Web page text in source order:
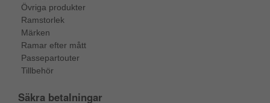
Övriga produkter
Ramstorlek
Märken
Ramar efter mått
Passepartouter
Tillbehör
Säkra betalningar